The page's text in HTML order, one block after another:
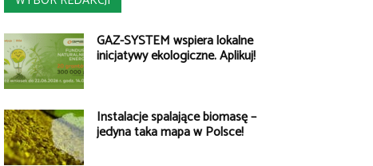
GAZ-SYSTEM wspiera lokalne
inicjatywy ekologiczne. Aplikuj!
Instalacje spalające biomasę –
jedyna taka mapa w Polsce!